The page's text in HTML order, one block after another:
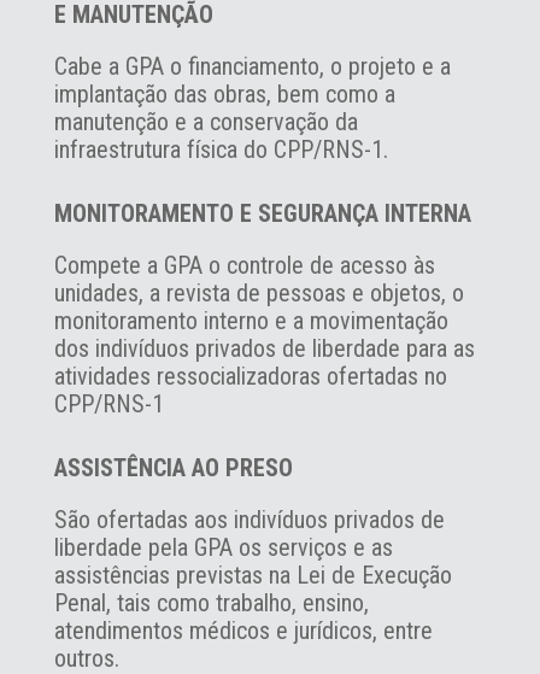
E MANUTENÇÃO
Cabe a GPA o financiamento, o projeto e a
implantação das obras, bem como a
manutenção e a conservação da
infraestrutura física do CPP/RNS-1.
MONITORAMENTO E SEGURANÇA INTERNA
Compete a GPA o controle de acesso às
unidades, a revista de pessoas e objetos, o
monitoramento interno e a movimentação
dos indivíduos privados de liberdade para as
atividades ressocializadoras ofertadas no
CPP/RNS-1
ASSISTÊNCIA AO PRESO
São ofertadas aos indivíduos privados de
liberdade pela GPA os serviços e as
assistências previstas na Lei de Execução
Penal, tais como trabalho, ensino,
atendimentos médicos e jurídicos, entre
outros.